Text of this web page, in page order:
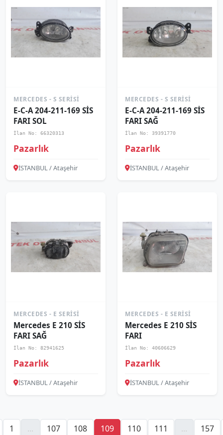
MERCEDES - S SERISI
E-C-A 204-211-169 SİS
FARI SOL
İlan No: 66320313
Pazarlık
İSTANBUL / Ataşehir
MERCEDES - S SERISI
E-C-A 204-211-169 SİS
FARI SAĞ
İlan No: 39391770
Pazarlık
İSTANBUL / Ataşehir
MERCEDES - E SERISI
Mercedes E 210 SİS
FARI SAĞ
İlan No: 82941625
Pazarlık
İSTANBUL / Ataşehir
MERCEDES - E SERISI
Mercedes E 210 SİS
FARI
İlan No: 40606629
Pazarlık
İSTANBUL / Ataşehir
1 ... 107 108 109 110 111 ... 157